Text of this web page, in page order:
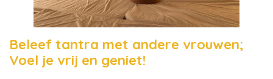
Beleef tantra met andere vrouwen;
Voel je vrij en geniet!